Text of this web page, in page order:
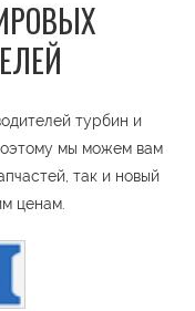
турбин и
мы можем вам
так и новый
ценам.